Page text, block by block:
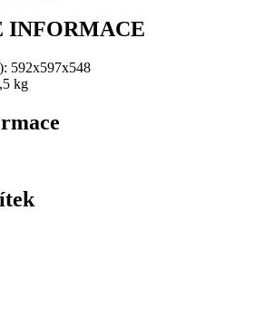
INFORMACE
592x597x548
kg